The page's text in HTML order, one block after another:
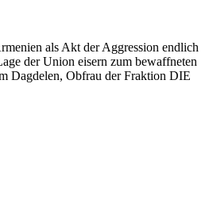
als Akt der Aggression endlich
der Union eisern zum bewaffneten
Dagdelen, Obfrau der Fraktion DIE